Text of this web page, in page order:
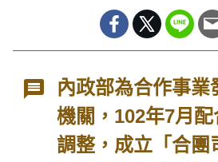
內政部為合作事業
機關，102年7月
調整，成立「合團